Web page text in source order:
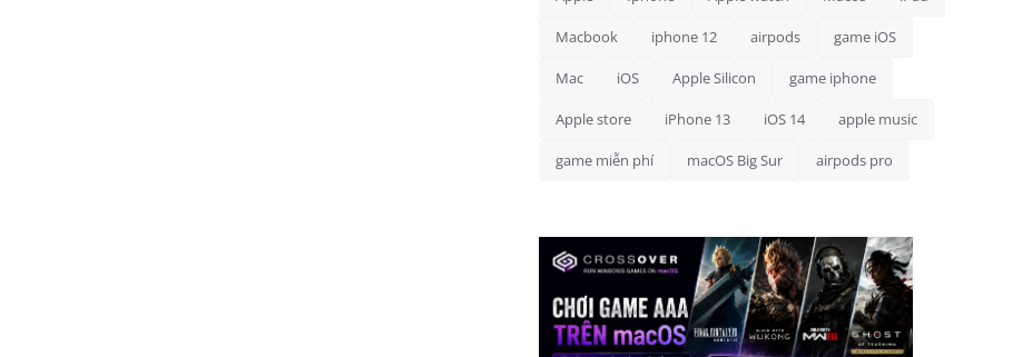
Macbook iphone 12 airpods game iOS
Mac iOS Apple Silicon game iphone
Apple store iPhone 13 iOS 14 apple music
game miễn phí macOS Big Sur airpods pro